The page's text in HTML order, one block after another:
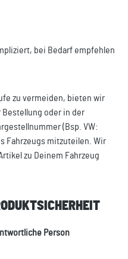
bei Bedarf empfehlen
zu vermeiden, bieten wir
Bestellung oder in der
(Bsp. VW:
Fahrzeugs mitzuteilen. Wir
zu Deinem Fahrzeug
Person